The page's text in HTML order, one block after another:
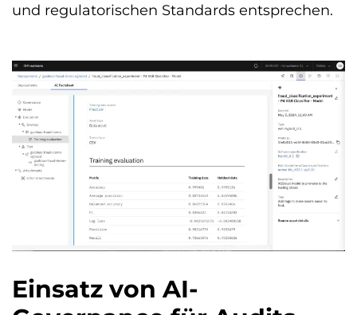
und regulatorischen Standards entsprechen.
Einsatz von AI-